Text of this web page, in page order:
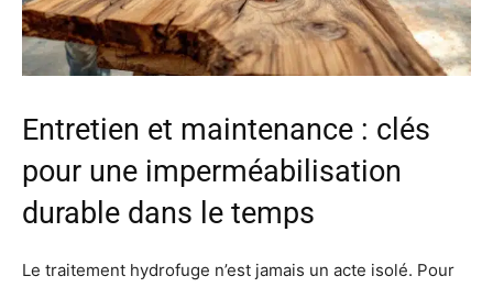
Entretien et maintenance : clés
pour une imperméabilisation
durable dans le temps
Le traitement hydrofuge n’est jamais un acte isolé. Pour